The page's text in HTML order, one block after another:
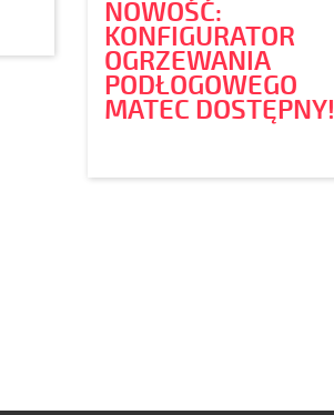
NOWOŚĆ:
KONFIGURATOR
OGRZEWANIA
PODŁOGOWEGO
MATEC DOSTĘPNY!